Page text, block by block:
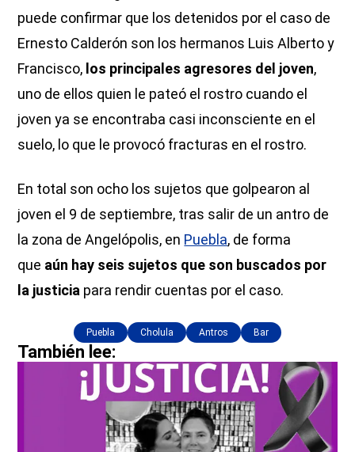
puede confirmar que los detenidos por el caso de
Ernesto Calderón son los hermanos Luis Alberto y
Francisco, los principales agresores del joven,
uno de ellos quien le pateó el rostro cuando el
joven ya se encontraba casi inconsciente en el
suelo, lo que le provocó fracturas en el rostro.
En total son ocho los sujetos que golpearon al
joven el 9 de septiembre, tras salir de un antro de
la zona de Angelópolis, en Puebla, de forma
que aún hay seis sujetos que son buscados por
la justicia para rendir cuentas por el caso.
Puebla Cholula Antros Bar
También lee: